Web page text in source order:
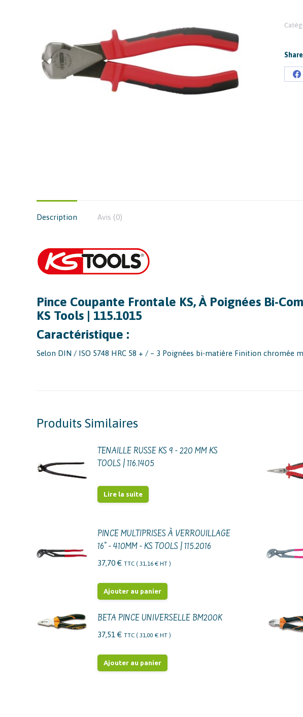
Description Avis (0)
Pince Coupante Frontale KS, À Poignées Bi-
KS Tools | 115.1015
Caractéristique :
Selon DIN / ISO 5748 HRC 58 + / – 3 Poignées bi-matière Finition chromée
Produits Similaires
TENAILLE RUSSE KS 9 - 220 MM KS
TOOLS | 116.1405
Lire la suite
PINCE MULTIPRISES À VERROUILLAGE
16" - 410MM - KS TOOLS | 115.2016
37,70 € TTC ( 31,16 € HT )
Ajouter au panier
BETA PINCE UNIVERSELLE BM200K
37,51 € TTC ( 31,00 € HT )
Ajouter au panier